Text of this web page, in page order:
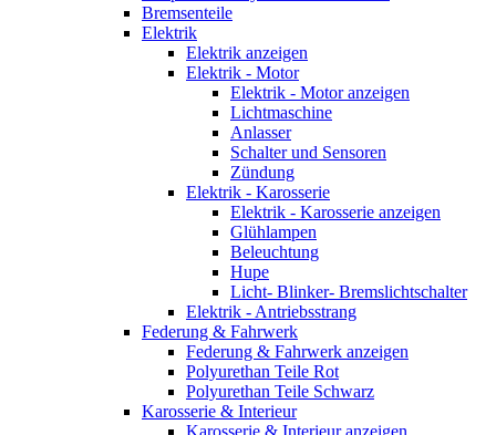
Bremsenteile
Elektrik
Elektrik anzeigen
Elektrik - Motor
Elektrik - Motor anzeigen
Lichtmaschine
Anlasser
Schalter und Sensoren
Zündung
Elektrik - Karosserie
Elektrik - Karosserie anzeigen
Glühlampen
Beleuchtung
Hupe
Licht- Blinker- Bremslichtschalter
Elektrik - Antriebsstrang
Federung & Fahrwerk
Federung & Fahrwerk anzeigen
Polyurethan Teile Rot
Polyurethan Teile Schwarz
Karosserie & Interieur
Karosserie & Interieur anzeigen